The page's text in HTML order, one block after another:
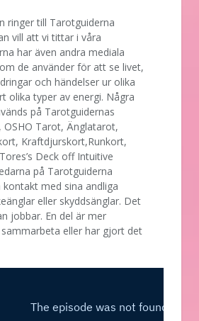
ringer till Tarotguiderna
vill att vi tittar i våra
har även andra mediala
de använder för att se livet,
och händelser ur olika
olika typer av energi. Några
på Tarotguidernas
Tarot, Änglatarot,
Kraftdjurskort,Runkort,
Deck off Intuitive
på Tarotguiderna
med sina andliga
eller skyddsänglar. Det
jobbar. En del är mer
eller har gjort det